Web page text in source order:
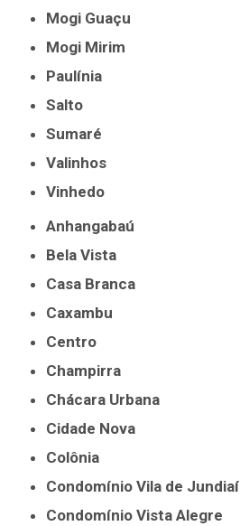
Mogi Guaçu
Mogi Mirim
Paulínia
Salto
Sumaré
Valinhos
Vinhedo
Anhangabaú
Bela Vista
Casa Branca
Caxambu
Centro
Champirra
Chácara Urbana
Cidade Nova
Colônia
Condomínio Vila de Jundiaí
Condomínio Vista Alegre